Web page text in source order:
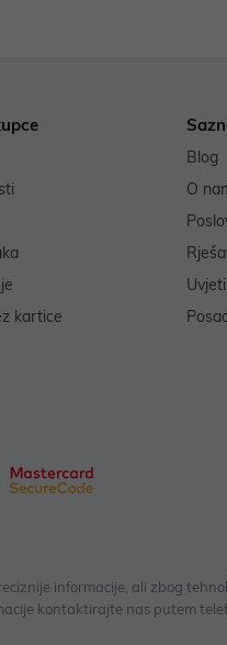
kartice
Blog
O
informacije, ali zbog
kontaktirajte nas putem